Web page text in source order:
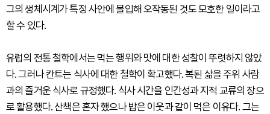
그의 생체시계가 특정 사안에 몰입해 오작동된 것도 모호한 일이라고
할 수 있다.
유럽의 전통 철학에서는 먹는 행위와 맛에 대한 성찰이 뚜렷하지 않았
다. 그러나 칸트는 식사에 대한 철학이 확고했다. 복된 삶을 주위 사람
과의 즐거운 식사로 규정했다. 식사 시간을 인간성과 지적 교류의 장으
로 활용했다. 산책은 혼자 했으나 밥은 이웃과 같이 먹은 이유다. 그는